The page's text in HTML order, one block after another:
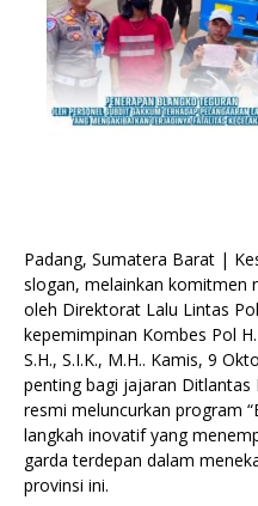
Padang, Sumatera Barat |
slogan, melainkan komitmen
oleh Direktorat Lalu Lintas
kepemimpinan Kombes Pol
S.H., S.I.K., M.H.. Kamis, 9
penting bagi jajaran Ditlantas
resmi meluncurkan program
langkah inovatif yang
garda terdepan dalam
provinsi ini.